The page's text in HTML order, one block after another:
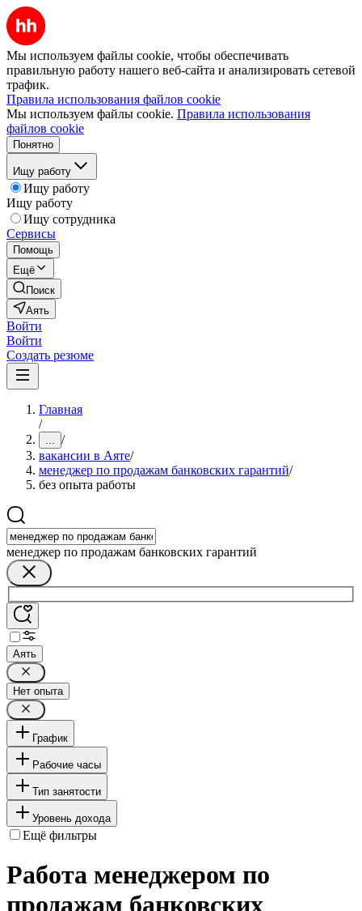
Мы используем файлы cookie, чтобы обеспечивать
правильную работу нашего веб-сайта и анализировать сетевой
трафик.
Правила использования файлов cookie
Мы используем файлы cookie. Правила использования
файлов cookie
Понятно
Ищу работу
Ищу работу
Ищу работу
Ищу сотрудника
Сервисы
Помощь
Ещё
Поиск
Аять
Войти
Войти
Создать резюме
Главная
/
... /
вакансии в Аяте/
менеджер по продажам банковских гарантий/
без опыта работы
менеджер по продажам банковских гарантий
Аять
Нет опыта
График
Рабочие часы
Тип занятости
Уровень дохода
Ещё фильтры
Работа менеджером по
продажам банковских